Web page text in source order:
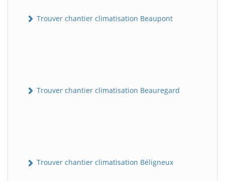
Trouver chantier climatisation Beaupont
Trouver chantier climatisation Beauregard
Trouver chantier climatisation Béligneux